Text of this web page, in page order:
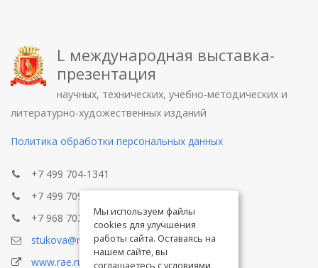
L международная выставка-
презентация
научных, технических, учебно-методических и
литературно-художественных изданий
Политика обработки персональных данных
+7 499 704-1341
+7 499 709-8104
+7 968 703-8433
stukova@rae.ru
www.rae.ru
Мы используем файлы
cookies для улучшения
работы сайта. Оставаясь на
нашем сайте, вы
соглашаетесь с условиями